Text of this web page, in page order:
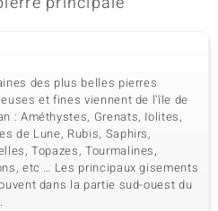
des plus belles pierres
et fines viennent de l'île de
: Améthystes, Grenats, Iolites,
de Lune, Rubis, Saphirs,
Topazes, Tourmalines,
etc … Les principaux gisements
dans la partie sud-ouest du